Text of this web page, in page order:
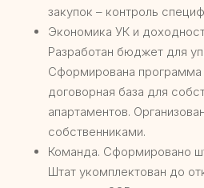
закупок – контроль
Экономика УК и
Разработан бюджет для
Сформирована программа
договорная база для
апартаментов.
собственниками.
Команда. Сформировано
Штат укомплектован до